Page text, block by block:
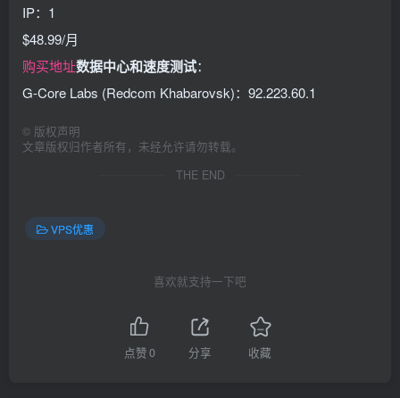
IP：1
$48.99/月
购买地址数据中心和速度测试：
G-Core Labs (Redcom Khabarovsk)：92.223.60.1
© 版权声明
文章版权归作者所有，未经允许请勿转载。
THE END
VPS优惠
喜欢就支持一下吧
点赞0 分享 收藏